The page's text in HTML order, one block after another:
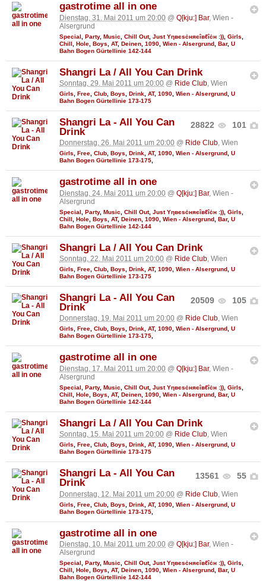
gastrotime all in one
Dienstag, 31. Mai 2011 um 20:00 @ Q[kju:] Bar, Wien -
Alsergrund
Special Party, Music Chill Out, Just Υηвєѕċняєîвℓîċн :)) Girls
Chill
Hole Boys AT, Deinen 1090 Wien - Alsergrund Bar, U
Bahn Bogen Gürtellinie 142-144
Shangri La / All You Can Drink
Sonntag, 29. Mai 2011 um 20:00 @ Ride Club, Wien
Girls Free Club Boys Drink AT, 1090 Wien - Alsergrund U
Bahn Bogen Gürtellinie 173-175
28822 101
Shangri La - All You Can
Drink
Donnerstag, 26. Mai 2011 um 20:00 @ Ride Club, Wien
Girls, Free, Club, Boys, Drink, AT, 1090, Wien - Alsergrund, U
Bahn Bogen Gürtellinie 173-175,
gastrotime all in one
Dienstag, 24. Mai 2011 um 20:00 @ Q[kju:] Bar, Wien -
Alsergrund
Special Party, Music Chill Out, Just Υηвєѕċняєîвℓîċн :)) Girls
Chill
Hole Boys AT, Deinen 1090 Wien - Alsergrund Bar, U
Bahn Bogen Gürtellinie 142-144
Shangri La / All You Can Drink
Sonntag, 22. Mai 2011 um 20:00 @ Ride Club, Wien
Girls Free Club Boys Drink AT, 1090 Wien - Alsergrund U
Bahn Bogen Gürtellinie 173-175
20509 105
Shangri La - All You Can
Drink
Donnerstag, 19. Mai 2011 um 20:00 @ Ride Club, Wien
Girls, Free, Club, Boys, Drink, AT, 1090, Wien - Alsergrund, U
Bahn Bogen Gürtellinie 173-175,
gastrotime all in one
Dienstag, 17. Mai 2011 um 20:00 @ Q[kju:] Bar, Wien -
Alsergrund
Special Party, Music Chill Out, Just Υηвєѕċняєîвℓîċн :)) Girls
Chill
Hole Boys AT, Deinen 1090 Wien - Alsergrund Bar, U
Bahn Bogen Gürtellinie 142-144
Shangri La / All You Can Drink
Sonntag, 15. Mai 2011 um 20:00 @ Ride Club, Wien
Girls Free Club Boys Drink AT, 1090 Wien - Alsergrund U
Bahn Bogen Gürtellinie 173-175
13561 55
Shangri La - All You Can
Drink
Donnerstag, 12. Mai 2011 um 20:00 @ Ride Club , Wien
Girls Free Club Boys Drink AT, 1090 Wien - Alsergrund U
Bahn Bogen Gürtellinie 173-175
gastrotime all in one
Dienstag, 10. Mai 2011 um 20:00 @ Q[kju:] Bar, Wien -
Alsergrund
Special Party, Music Chill Out, Just Υηвєѕċняєîвℓîċн :)) Girls
Chill
Hole Boys AT, Deinen 1090 Wien - Alsergrund Bar, U
Bahn Bogen Gürtellinie 142-144